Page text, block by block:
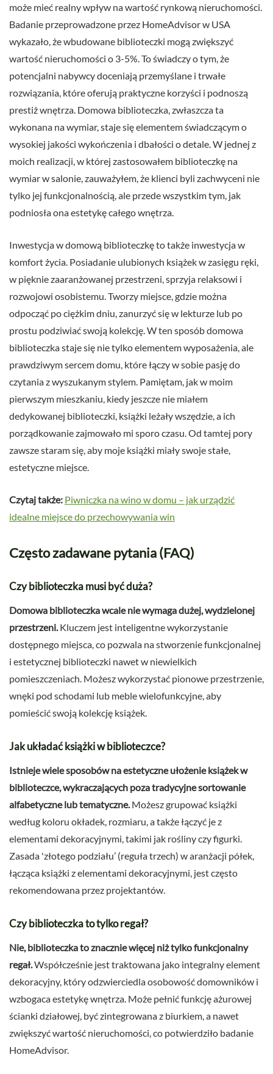
może mieć realny wpływ na wartość rynkową nieruchomości.
Badanie przeprowadzone przez HomeAdvisor w USA
wykazało, że wbudowane biblioteczki mogą zwiększyć
wartość nieruchomości o 3-5%. To świadczy o tym, że
potencjalni nabywcy doceniają przemyślane i trwałe
rozwiązania, które oferują praktyczne korzyści i podnoszą
prestiż wnętrza. Domowa biblioteczka, zwłaszcza ta
wykonana na wymiar, staje się elementem świadczącym o
wysokiej jakości wykończenia i dbałości o detale. W jednej z
moich realizacji, w której zastosowałem biblioteczkę na
wymiar w salonie, zauważyłem, że klienci byli zachwyceni nie
tylko jej funkcjonalnością, ale przede wszystkim tym, jak
podniosła ona estetykę całego wnętrza.
Inwestycja w domową biblioteczkę to także inwestycja w
komfort życia. Posiadanie ulubionych książek w zasięgu ręki,
w pięknie zaaranżowanej przestrzeni, sprzyja relaksowi i
rozwojowi osobistemu. Tworzy miejsce, gdzie można
odpocząć po ciężkim dniu, zanurzyć się w lekturze lub po
prostu podziwiać swoją kolekcję. W ten sposób domowa
biblioteczka staje się nie tylko elementem wyposażenia, ale
prawdziwym sercem domu, które łączy w sobie pasję do
czytania z wyszukanym stylem. Pamiętam, jak w moim
pierwszym mieszkaniu, kiedy jeszcze nie miałem
dedykowanej biblioteczki, książki leżały wszędzie, a ich
porządkowanie zajmowało mi sporo czasu. Od tamtej pory
zawsze staram się, aby moje książki miały swoje stałe,
estetyczne miejsce.
Czytaj także: Piwniczka na wino w domu – jak urządzić
idealne miejsce do przechowywania win
Często zadawane pytania (FAQ)
Czy biblioteczka musi być duża?
Domowa biblioteczka wcale nie wymaga dużej, wydzielonej
przestrzeni.Kluczem jest inteligentne wykorzystanie
dostępnego miejsca, co pozwala na stworzenie funkcjonalnej
i estetycznej biblioteczki nawet w niewielkich
pomieszczeniach. Możesz wykorzystać pionowe przestrzenie,
wnęki pod schodami lub meble wielofunkcyjne, aby
pomieścić swoją kolekcję książek.
Jak układać książki w biblioteczce?
Istnieje wiele sposobów na estetyczne ułożenie książek w
biblioteczce, wykraczających poza tradycyjne sortowanie
alfabetyczne lub tematyczne.Możesz grupować książki
według koloru okładek, rozmiaru, a także łączyć je z
elementami dekoracyjnymi, takimi jak rośliny czy figurki.
Zasada 'złotego podziału’ (reguła trzech) w aranżacji półek,
łącząca książki z elementami dekoracyjnymi, jest często
rekomendowana przez projektantów.
Czy biblioteczka to tylko regał?
Nie, biblioteczka to znacznie więcej niż tylko funkcjonalny
regał.Współcześnie jest traktowana jako integralny element
dekoracyjny, który odzwierciedla osobowość domowników i
wzbogaca estetykę wnętrza. Może pełnić funkcję ażurowej
ścianki działowej, być zintegrowana z biurkiem, a nawet
zwiększyć wartość nieruchomości, co potwierdziło badanie
HomeAdvisor.